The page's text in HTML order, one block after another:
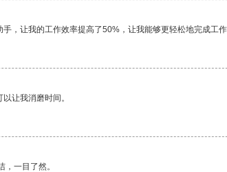
，让我的工作效率提高了50%，让我能够更轻松地完成工作
让我消磨时间。
一目了然。